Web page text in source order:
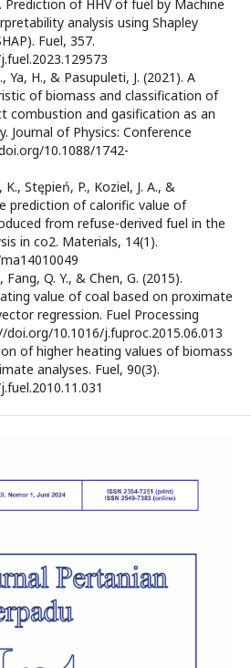
Prediction of HHV of fuel by Machine
analysis using Shapley
Fuel, 357.
Ya, H., & Pasupuleti, J. (2021). A
of biomass and classification of
combustion and gasification as an
Journal of Physics: Conference
10.1088/1742-
K., Stępień, P., Koziel, J. A., &
prediction of calorific value of
from refuse-derived fuel in the
in co2. Materials, 14(1).
Fang, Q. Y., & Chen, G. (2015).
value of coal based on proximate
regression. Fuel Processing
10.1016/j.fuproc.2015.06.013
of higher heating values of biomass
analyses. Fuel, 90(3).